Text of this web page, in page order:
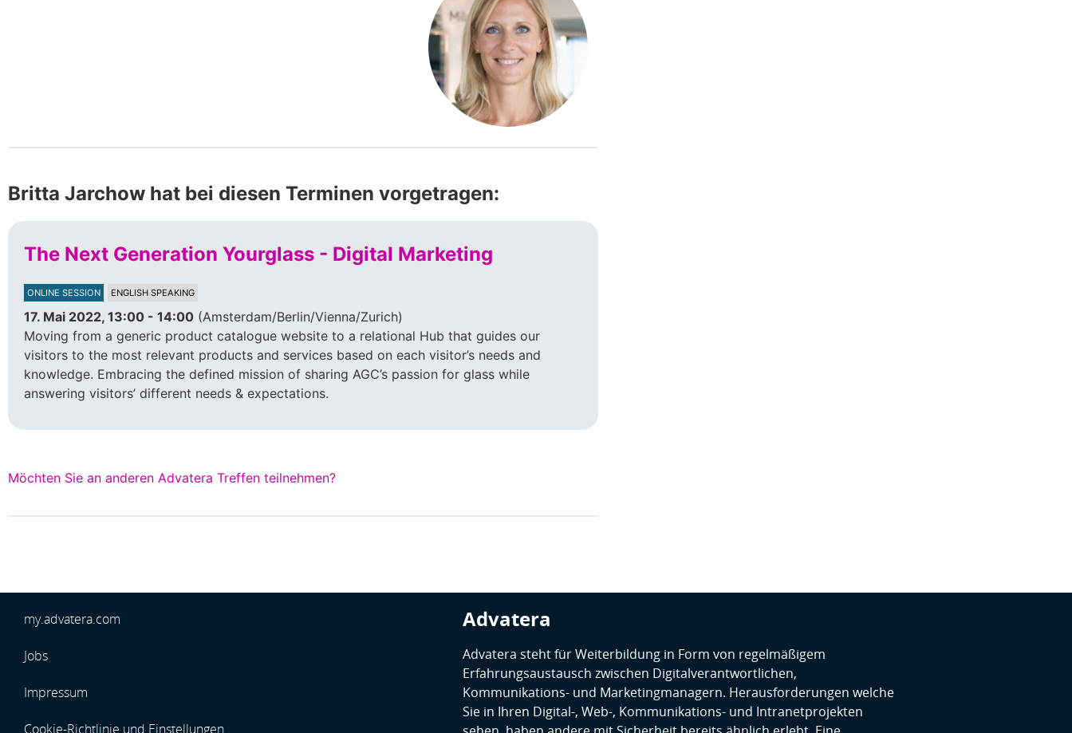
Britta Jarchow hat bei diesen Terminen vorgetragen:
The Next Generation Yourglass - Digital Marketing
ONLINE SESSION ENGLISH SPEAKING
17. Mai 2022, 13:00 - 14:00 (Amsterdam/Berlin/Vienna/Zurich)
Moving from a generic product catalogue website to a relational Hub that guides our
visitors to the most relevant products and services based on each visitor’s needs and
knowledge. Embracing the defined mission of sharing AGC’s passion for glass while
answering visitors’ different needs & expectations.
Möchten Sie an anderen Advatera Treffen teilnehmen?
my.advatera.com
Jobs
Impressum
Cookie-Richtlinie und Einstellungen
Advatera
Advatera steht für Weiterbildung in Form von regelmäßigem
Erfahrungsaustausch zwischen Digitalverantwortlichen,
Kommunikations- und Marketingmanagern. Herausforderungen welche
Sie in Ihren Digital-, Web-, Kommunikations- und Intranetprojekten